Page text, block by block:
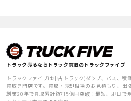
トラック売るならトラック買取のトラックファイブ
トラックファイブは中古トラック(ダンプ、バス、積
買取専門店です。買取・売却相場のお見積もり、出
創業20年で買取累計額715億円突破！最短、即日で